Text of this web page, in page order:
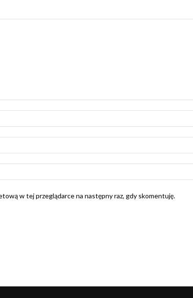
w tej przeglądarce na następny raz, gdy skomentuję.